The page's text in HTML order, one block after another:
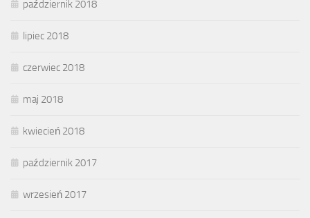
październik 2018
lipiec 2018
czerwiec 2018
maj 2018
kwiecień 2018
październik 2017
wrzesień 2017